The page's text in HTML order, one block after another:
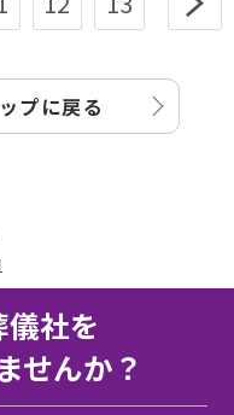
プに戻る
社を
せんか？